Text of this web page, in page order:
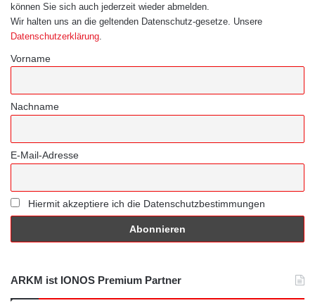
können Sie sich auch jederzeit wieder abmelden.
Wir halten uns an die geltenden Datenschutz-gesetze. Unsere
Datenschutzerklärung
Vorname
Nachname
E-Mail-Adresse
Hiermit akzeptiere ich die Datenschutzbestimmungen
ARKM ist IONOS Premium Partner